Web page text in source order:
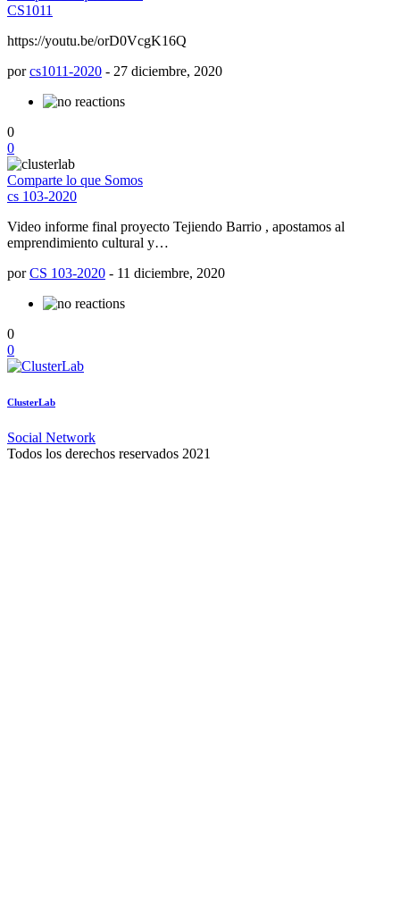
CS1011
https://youtu.be/orD0VcgK16Q
porcs1011-2020 - 27 diciembre, 2020
0
0
Comparte lo que Somos
cs 103-2020
Video informe final proyecto Tejiendo Barrio , apostamos al
emprendimiento cultural y…
porCS 103-2020 - 11 diciembre, 2020
0
0
ClusterLab
Social Network
Todos los derechos reservados 2021